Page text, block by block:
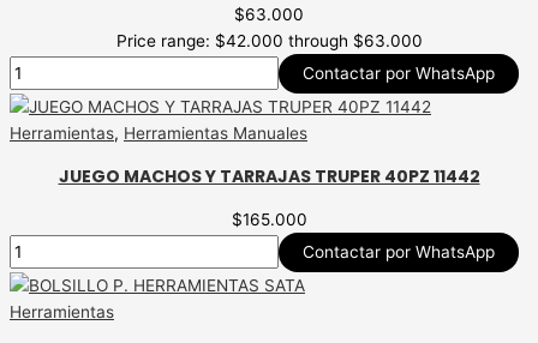
$63.000
Price range: $42.000 through $63.000
Contactar por WhatsApp
Herramientas, Herramientas Manuales
JUEGO MACHOS Y TARRAJAS TRUPER 40PZ 11442
$165.000
Contactar por WhatsApp
Herramientas